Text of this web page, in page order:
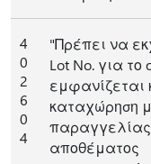
4
0
2
6
0
4
"Πρέπει να
Lot No. για το
εμφανίζεται
καταχώρηση
αποθέματος